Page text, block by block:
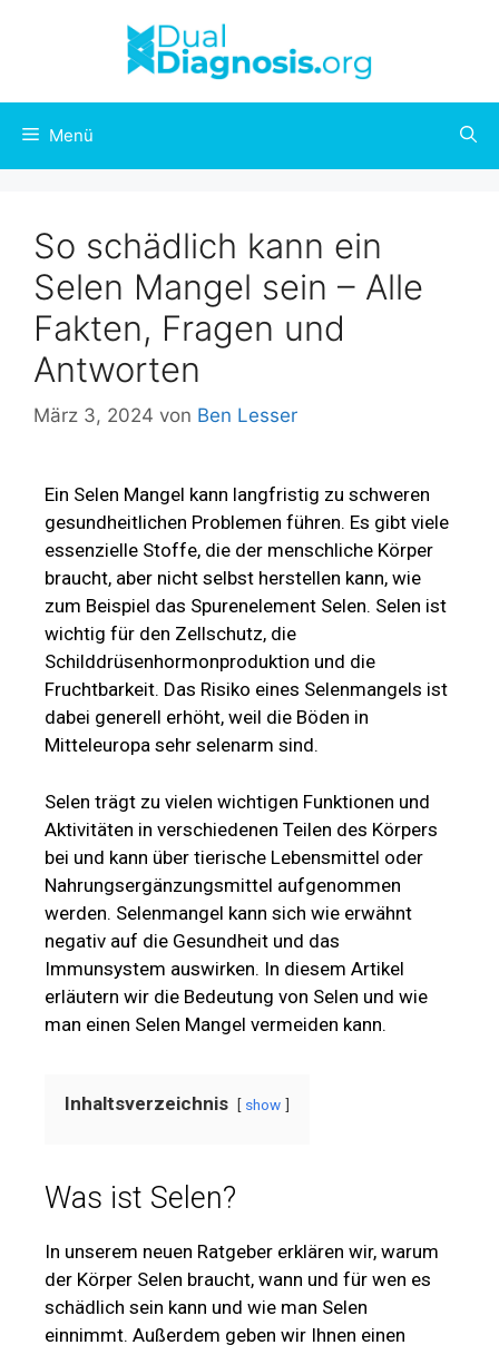
Menü
So schädlich kann ein
Selen Mangel sein – Alle
Fakten, Fragen und
Antworten
März 3, 2024 von Ben Lesser
Ein Selen Mangel kann langfristig zu schweren
gesundheitlichen Problemen führen. Es gibt viele
essenzielle Stoffe, die der menschliche Körper
braucht, aber nicht selbst herstellen kann, wie
zum Beispiel das Spurenelement Selen. Selen ist
wichtig für den Zellschutz, die
Schilddrüsenhormonproduktion und die
Fruchtbarkeit. Das Risiko eines Selenmangels ist
dabei generell erhöht, weil die Böden in
Mitteleuropa sehr selenarm sind.
Selen trägt zu vielen wichtigen Funktionen und
Aktivitäten in verschiedenen Teilen des Körpers
bei und kann über tierische Lebensmittel oder
Nahrungsergänzungsmittel aufgenommen
werden. Selenmangel kann sich wie erwähnt
negativ auf die Gesundheit und das
Immunsystem auswirken. In diesem Artikel
erläutern wir die Bedeutung von Selen und wie
man einen Selen Mangel vermeiden kann.
Inhaltsverzeichnis show
Was ist Selen?
In unserem neuen Ratgeber erklären wir, warum
der Körper Selen braucht, wann und für wen es
schädlich sein kann und wie man Selen
einnimmt. Außerdem geben wir Ihnen einen